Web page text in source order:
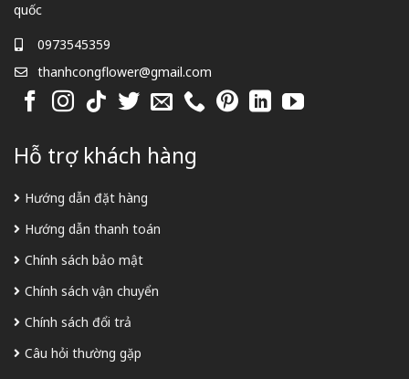
quốc
0973545359
thanhcongflower@gmail.com
Hỗ trợ khách hàng
Hướng dẫn đặt hàng
Hướng dẫn thanh toán
Chính sách bảo mật
Chính sách vận chuyển
Chính sách đổi trả
Câu hỏi thường gặp